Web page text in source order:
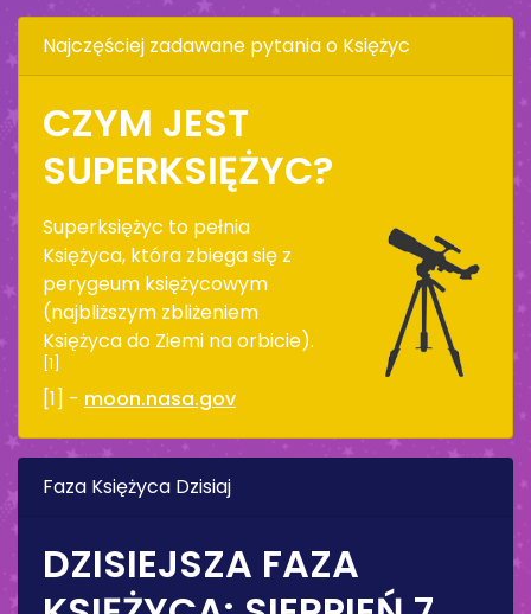
Najczęściej zadawane pytania o Księżyc
CZYM JEST
SUPERKSIĘŻYC?
Superksiężyc to pełnia
Księżyca, która zbiega się z
perygeum księżycowym
(najbliższym zbliżeniem
Księżyca do Ziemi na orbicie).
[1]
[1] - moon.nasa.gov
Faza Księżyca Dzisiaj
DZISIEJSZA FAZA